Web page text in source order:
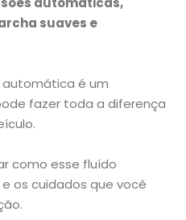
suaves e
automática é um
fazer toda a diferença
como esse fluído
os cuidados que você